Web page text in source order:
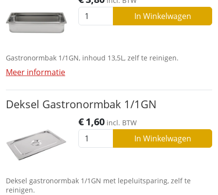
In Winkelwagen
Gastronormbak 1/1GN, inhoud 13,5L, zelf te reinigen.
Meer informatie
Deksel Gastronormbak 1/1GN
€1,60 incl. BTW
In Winkelwagen
Deksel gastronormbak 1/1GN met lepeluitsparing, zelf te
reinigen.